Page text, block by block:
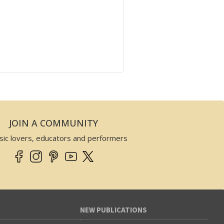
JOIN A COMMUNITY
lovers, educators and performers
NEW PUBLICATIONS